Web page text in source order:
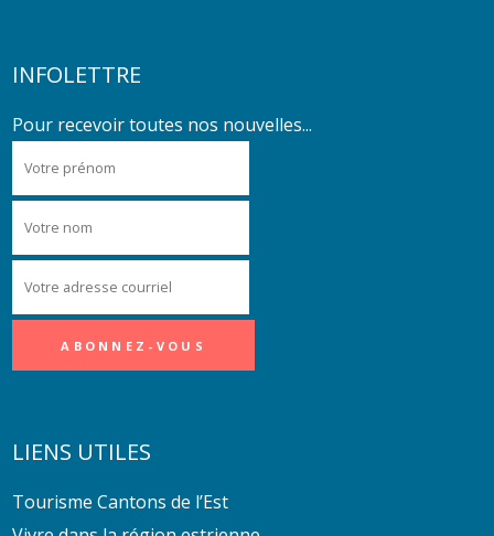
INFOLETTRE
Pour recevoir toutes nos nouvelles...
LIENS UTILES
Tourisme Cantons de l’Est